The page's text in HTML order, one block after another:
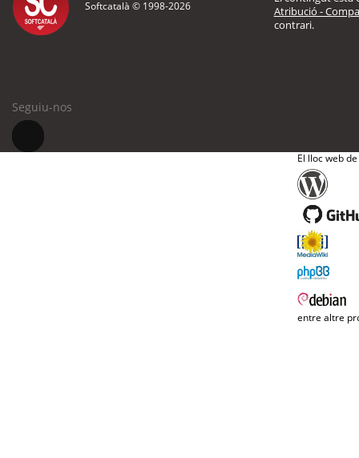
Softcatalà © 1998-2026
Atribució -
contrari.
Seguiu-nos
El lloc web
entre altre